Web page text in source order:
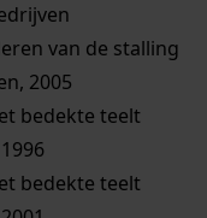
van de stalling
2005
bedekte teelt
bedekte teelt